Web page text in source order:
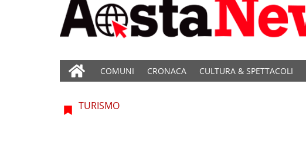
COMUNI CRONACA CULTURA & SPETTACOLI
TURISMO